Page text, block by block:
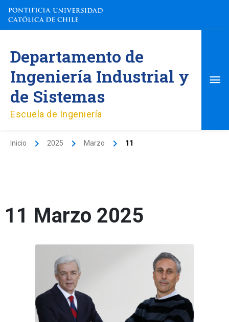
contenido
Departamento de
Ingeniería Industrial y
de Sistemas
Escuela de Ingeniería
Inicio 2025 Marzo 11
11 Marzo 2025
Raineri
Enzo
Sauma
opinaron